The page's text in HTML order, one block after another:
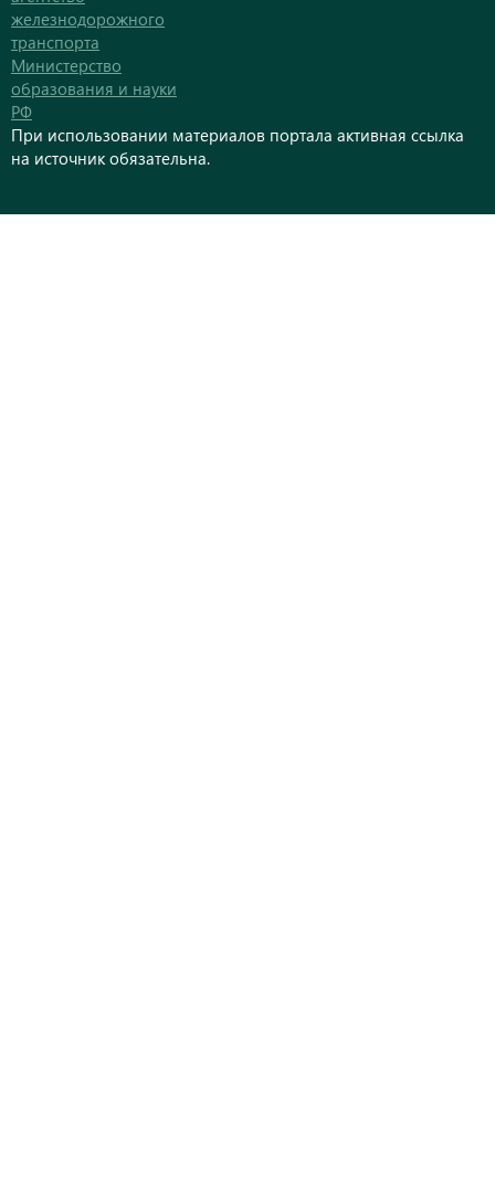
железнодорожного
транспорта
Министерство
образования и науки
РФ
При использовании материалов портала активная ссылка
на источник обязательна.